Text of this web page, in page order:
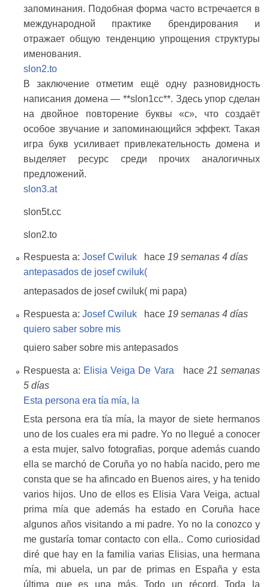
запоминания. Подобная форма часто встречается в
международной практике брендирования и
отражает общую тенденцию упрощения структуры
именования.
slon2.to
В заключение отметим ещё одну разновидность
написания домена — **slon1сс**. Здесь упор сделан
на двойное повторение буквы «с», что создаёт
особое звучание и запоминающийся эффект. Такая
игра букв усиливает привлекательность домена и
выделяет ресурс среди прочих аналогичных
предложений.
slon3.at
slon5t.cc
slon2.to
Respuesta a: Josef Cwiluk hace 19 semanas 4 días
antepasados de josef cwiluk(
antepasados de josef cwiluk( mi papa)
Respuesta a: Josef Cwiluk hace 19 semanas 4 días
quiero saber sobre mis
quiero saber sobre mis antepasados
Respuesta a: Elisia Veiga De Vara hace 21 semanas
5 días
Esta persona era tía mía, la
Esta persona era tía mía, la mayor de siete hermanos
uno de los cuales era mi padre. Yo no llegué a conocer
a esta mujer, salvo fotografias, porque además cuando
ella se marchó de Coruña yo no había nacido, pero me
consta que se ha afincado en Buenos aires, y ha tenido
varios hijos. Uno de ellos es Elisia Vara Veiga, actual
prima mía que además ha estado en Coruña hace
algunos años visitando a mi padre. Yo no la conozco y
me gustaría tomar contacto con ella.. Como curiosidad
diré que hay en la familia varias Elisias, una hermana
mía, mi abuela, un par de primas en España y esta
última que es una más. Todo un récord. Toda la